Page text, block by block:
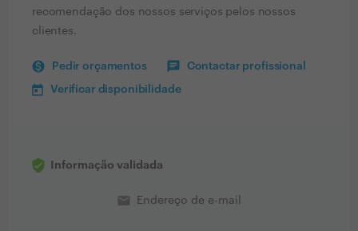
recomendação dos nossos serviços pelos nossos
clientes.
Pedir orçamentos Contactar profissional
Verificar disponibilidade
Informação validada
email Endereço de e-mail